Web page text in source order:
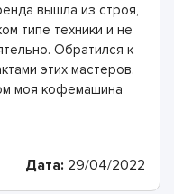
вышла из строя,
типе техники и не
Обратился к
этих мастеров.
моя кофемашина
Дата: 29/04/2022